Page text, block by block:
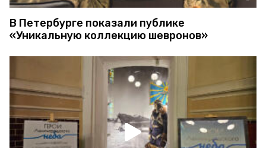
В Петербурге показали публике
«Уникальную коллекцию шевронов»